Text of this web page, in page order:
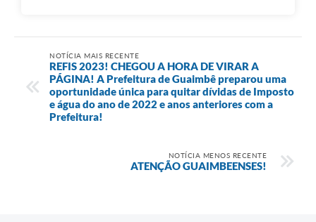
NOTÍCIA MAIS RECENTE
REFIS 2023! CHEGOU A HORA DE VIRAR A
PÁGINA! A Prefeitura de Guaimbê preparou uma
oportunidade única para quitar dívidas de Imposto
e água do ano de 2022 e anos anteriores com a
Prefeitura!
NOTÍCIA MENOS RECENTE
ATENÇÃO GUAIMBEENSES!